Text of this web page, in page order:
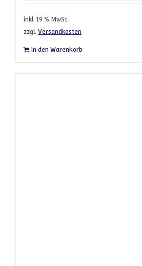
inkl. 19 % MwSt.
zzgl. Versandkosten
In den Warenkorb